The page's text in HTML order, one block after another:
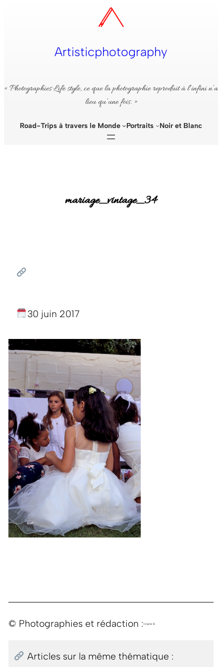
Artisticphotography
« Photographies Life style, ce que la photographie reproduit à l’infini n’a
lieu qu’une fois. »
Road-Trips à travers le Monde Portraits Noir et Blanc
mariage_vintage_34
30 juin 2017
© Photographies et rédaction :Virginie B.
Articles sur la même thématique :